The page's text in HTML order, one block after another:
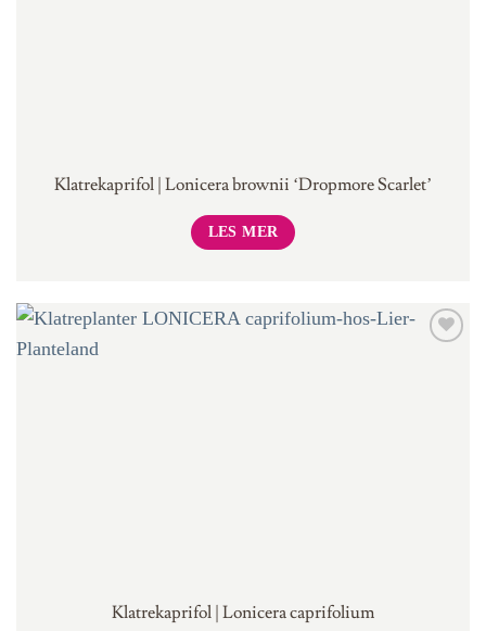
Klatrekaprifol | Lonicera brownii ‘Dropmore Scarlet’
LES MER
Klatrekaprifol | Lonicera caprifolium